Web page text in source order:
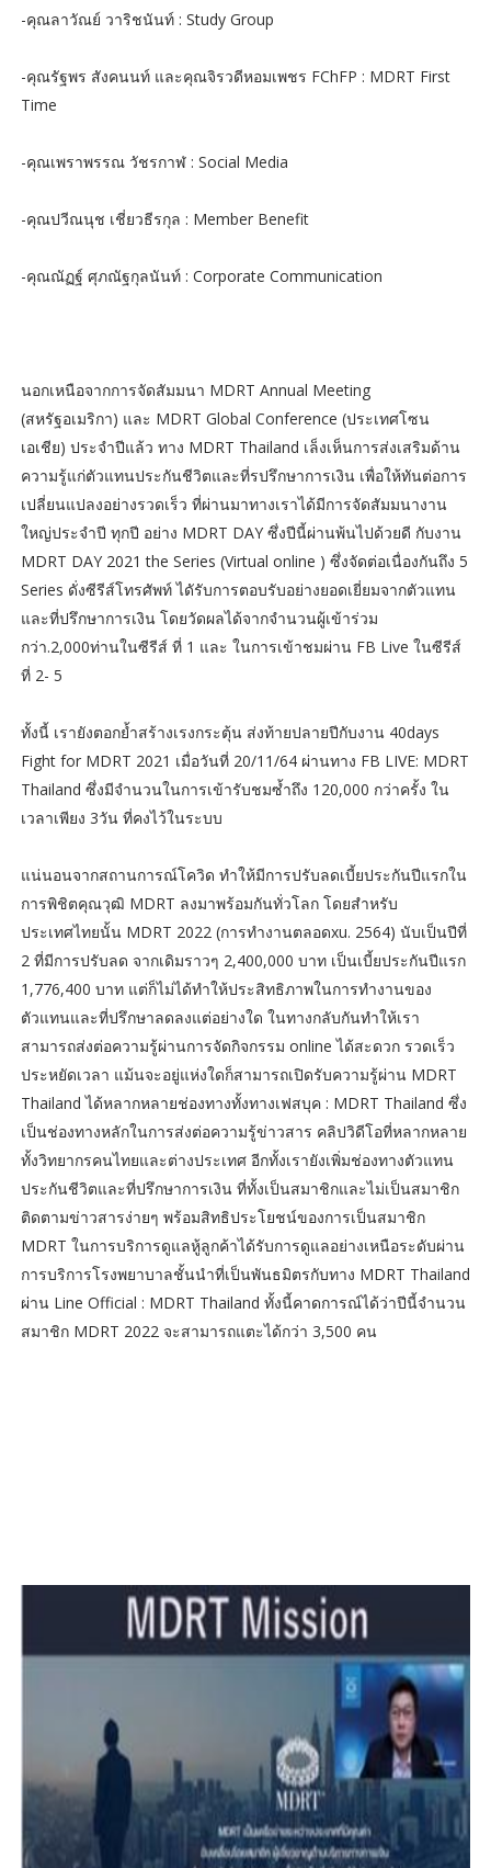
-คุณลาวัณย์ วาริชนันท์ : Study Group
-คุณรัฐพร สังคนนท์ และคุณจิรวดีหอมเพชร FChFP : MDRT First
Time
-คุณเพราพรรณ วัชรกาฬ : Social Media
-คุณปวีณนุช เชี่ยวธีรกุล : Member Benefit
-คุณณัฏฐ์ ศุภณัฐกุลนันท์ : Corporate Communication
นอกเหนือจากการจัดสัมมนา MDRT Annual Meeting
(สหรัฐอเมริกา) และ MDRT Global Conference (ประเทศโซน
เอเชีย) ประจำปีแล้ว ทาง MDRT Thailand เล็งเห็นการส่งเสริมด้าน
ความรู้แก่ตัวแทนประกันชีวิตและที่รปรึกษาการเงิน เพื่อให้ทันต่อการ
เปลี่ยนแปลงอย่างรวดเร็ว ที่ผ่านมาทางเราได้มีการจัดสัมมนางาน
ใหญ่ประจำปี ทุกปี อย่าง MDRT DAY ซึ่งปีนี้ผ่านพ้นไปด้วยดี กับงาน
MDRT DAY 2021 the Series (Virtual online ) ซึ่งจัดต่อเนื่องกันถึง 5
Series ดั่งซีรีส์โทรศัพท์ ไดัรับการตอบรับอย่างยอดเยี่ยมจากตัวแทน
และที่ปรึกษาการเงิน โดยวัดผลได้จากจำนวนผู้เข้าร่วม
กว่า.2,000ท่านในซีรีส์ ที่ 1 และ ในการเข้าชมผ่าน FB Live ในซีรีส์
ที่ 2- 5
ทั้งนี้ เรายังตอกย้ำสร้างเรงกระตุ้น ส่งท้ายปลายปีกับงาน 40days
Fight for MDRT 2021 เมื่อวันที่ 20/11/64 ผ่านทาง FB LIVE: MDRT
Thailand ซึ่งมีจำนวนในการเข้ารับชมซ้ำถึง 120,000 กว่าครั้ง ใน
เวลาเพียง 3วัน ที่คงไว้ในระบบ
แน่นอนจากสถานการณ์โควิด ทำให้มีการปรับลดเบี้ยประกันปีแรกใน
การพิชิตคุณวุฒิ MDRT ลงมาพร้อมกันทั่วโลก โดยสำหรับ
ประเทศไทยนั้น MDRT 2022 (การทำงานตลอดxu. 2564) นับเป็นปีที่
2 ที่มีการปรับลด จากเดิมราวๆ 2,400,000 บาท เป็นเบี้ยประกันปีแรก
1,776,400 บาท แต่ก็ไม่ได้ทำให้ประสิทธิภาพในการทำงานของ
ตัวแทนและที่ปรึกษาลดลงแต่อย่างใด ในทางกลับกันทำให้เรา
สามารถส่งต่อความรู้ผ่านการจัดกิจกรรม online ได้สะดวก รวดเร็ว
ประหยัดเวลา แม้นจะอยู่แห่งใดก็สามารถเปิดรับความรู้ผ่าน MDRT
Thailand ได้หลากหลายช่องทางทั้งทางเฟสบุค : MDRT Thailand ซึ่ง
เป็นช่องทางหลักในการส่งต่อความรู้ข่าวสาร คลิปวิดีโอที่หลากหลาย
ทั้งวิทยากรคนไทยและต่างประเทศ อีกทั้งเรายังเพิ่มช่องทางตัวแทน
ประกันชีวิตและที่ปรึกษาการเงิน ที่ทั้งเป็นสมาชิกและไม่เป็นสมาชิก
ติดตามข่าวสารง่ายๆ พร้อมสิทธิประโยชน์ของการเป็นสมาชิก
MDRT ในการบริการดูแลหู้ลูกค้าได้รับการดูแลอย่างเหนือระดับผ่าน
การบริการโรงพยาบาลชั้นนำที่เป็นพันธมิตรกับทาง MDRT Thailand
ผ่าน Line Official : MDRT Thailand ทั้งนี้คาดการณ์ได้ว่าปีนี้จำนวน
สมาชิก MDRT 2022 จะสามารถแตะได้กว่า 3,500 คน